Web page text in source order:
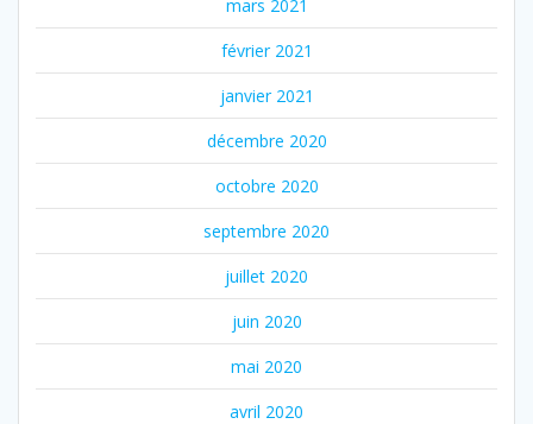
mars 2021
février 2021
janvier 2021
décembre 2020
octobre 2020
septembre 2020
juillet 2020
juin 2020
mai 2020
avril 2020